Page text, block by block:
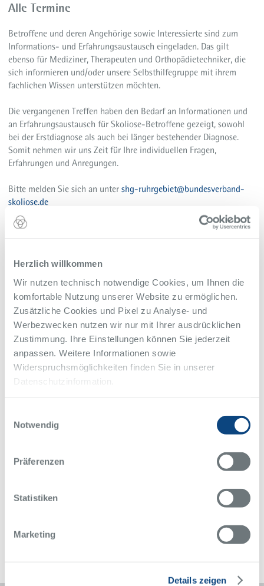
Herzlich willkommen
Wir nutzen technisch notwendige Cookies, um Ihnen die
komfortable Nutzung unserer Website zu ermöglichen.
Zusätzliche Cookies und Pixel zu Analyse- und
Werbezwecken nutzen wir nur mit Ihrer ausdrücklichen
Zustimmung. Ihre Einstellungen können Sie jederzeit
anpassen. Weitere Informationen sowie
Widerspruchsmöglichkeiten finden Sie in unserer
Datenschutzinformation.
Notwendig
Präferenzen
Statistiken
Marketing
Details zeigen
Alle Termine
Betroffene und deren Angehörige sowie Interessierte sind zum
Informations- und Erfahrungsaustausch eingeladen. Das gilt
ebenso für Mediziner, Therapeuten und Orthopädietechniker, die
sich informieren und/oder unsere Selbsthilfegruppe mit ihrem
fachlichen Wissen unterstützen möchten.
Die vergangenen Treffen haben den Bedarf an Informationen und
an Erfahrungsaustausch für Skoliose-Betroffene gezeigt, sowohl
bei der Erstdiagnose als auch bei länger bestehender Diagnose.
Somit nehmen wir uns Zeit für Ihre individuellen Fragen,
Erfahrungen und Anregungen.
Bitte melden Sie sich an untershg-ruhrgebiet@bundesverband-
skoliose.de
Kontakt
unter:shg-ruhrgebiet@bundesverband-skoliose.de
Kontakt
Ursula Kölnberger
Selbsthilfegruppe Ruhrgebiet / Essen
Telefon
02853-956295
shg-ruhrgebiet@bundesverband-Skoliose.de
Veranstaltungs-Ort
Berthold Beitz Saal
45131, Essen
Rüttenscheid
Zurück zur Übersicht